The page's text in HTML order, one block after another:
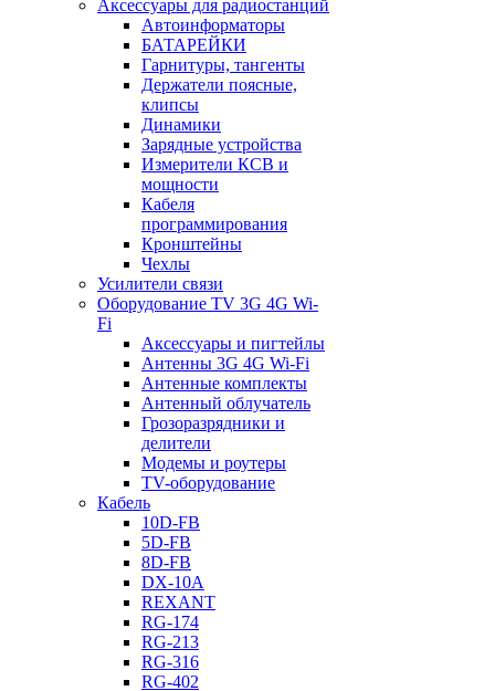
Аксессуары для радиостанций
Автоинформаторы
БАТАРЕЙКИ
Гарнитуры, тангенты
Держатели поясные,
клипсы
Динамики
Зарядные устройства
Измерители КСВ и
мощности
Кабеля
программирования
Кронштейны
Чехлы
Усилители связи
Оборудование TV 3G 4G Wi-
Fi
Аксессуары и пигтейлы
Антенны 3G 4G Wi-Fi
Антенные комплекты
Антенный облучатель
Грозоразрядники и
делители
Модемы и роутеры
TV-оборудование
Кабель
10D-FB
5D-FB
8D-FB
DX-10A
REXANT
RG-174
RG-213
RG-316
RG-402